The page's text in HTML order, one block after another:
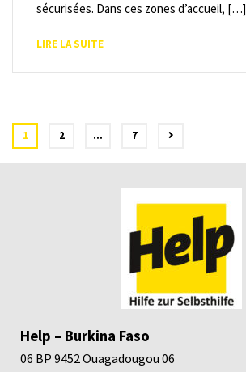
sécurisées. Dans ces zones d’accueil, […]
LIRE LA SUITE
1 2 … 7
Help – Burkina Faso
06 BP 9452 Ouagadougou 06